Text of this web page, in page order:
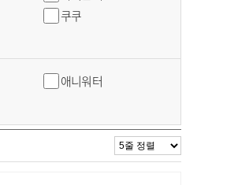
쿠쿠
애니워터